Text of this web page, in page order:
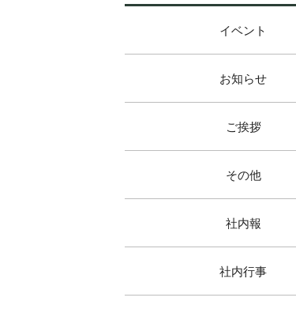
イベント
お知らせ
ご挨拶
その他
社内報
社内行事